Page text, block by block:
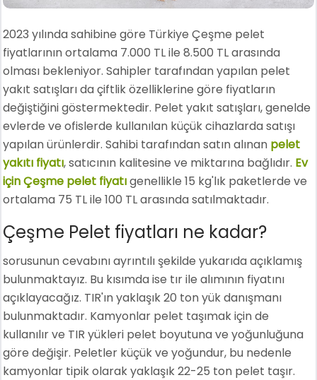
2023 yılında sahibine göre Türkiye Çeşme pelet
fiyatlarının ortalama 7.000 TL ile 8.500 TL arasında
olması bekleniyor. Sahipler tarafından yapılan pelet
yakıt satışları da çiftlik özelliklerine göre fiyatların
değiştiğini göstermektedir. Pelet yakıt satışları, genelde
evlerde ve ofislerde kullanılan küçük cihazlarda satışı
yapılan ürünlerdir. Sahibi tarafından satın alınan pelet
yakıtı fiyatı, satıcının kalitesine ve miktarına bağlıdır. Ev
için Çeşme pelet fiyatıgenellikle 15 kg'lık paketlerde ve
ortalama 75 TL ile 100 TL arasında satılmaktadır.
Çeşme Pelet fiyatları ne kadar?
sorusunun cevabını ayrıntılı şekilde yukarıda açıklamış
bulunmaktayız. Bu kısımda ise tır ile alımının fiyatını
açıklayacağız. TIR'ın yaklaşık 20 ton yük danışmanı
bulunmaktadır. Kamyonlar pelet taşımak için de
kullanılır ve TIR yükleri pelet boyutuna ve yoğunluğuna
göre değişir. Peletler küçük ve yoğundur, bu nedenle
kamyonlar tipik olarak yaklaşık 22-25 ton pelet taşır.